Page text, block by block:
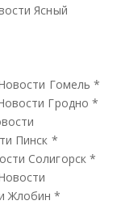
Ясный
Гомель *
Гродно *
Пинск *
Солигорск *
Жлобин *